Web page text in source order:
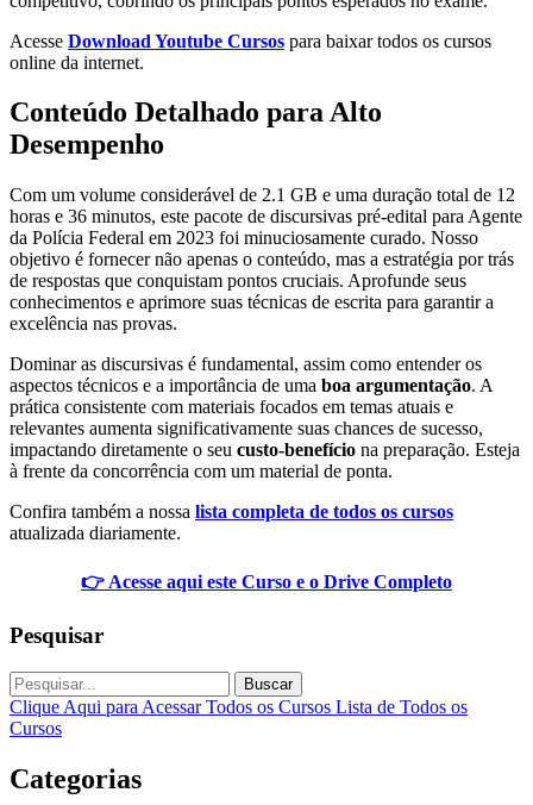
Acesse Download Youtube Cursos para baixar todos os cursos
online da internet.
Conteúdo Detalhado para Alto
Desempenho
Com um volume considerável de 2.1 GB e uma duração total de 12
horas e 36 minutos, este pacote de discursivas pré-edital para Agente
da Polícia Federal em 2023 foi minuciosamente curado. Nosso
objetivo é fornecer não apenas o conteúdo, mas a estratégia por trás
de respostas que conquistam pontos cruciais. Aprofunde seus
conhecimentos e aprimore suas técnicas de escrita para garantir a
excelência nas provas.
Dominar as discursivas é fundamental, assim como entender os
aspectos técnicos e a importância de uma boa argumentação. A
prática consistente com materiais focados em temas atuais e
relevantes aumenta significativamente suas chances de sucesso,
impactando diretamente o seu custo-benefício na preparação. Esteja
à frente da concorrência com um material de ponta.
Confira também a nossa lista completa de todos os cursos
atualizada diariamente.
👉 Acesse aqui este Curso e o Drive Completo
Pesquisar
Buscar
Clique Aqui para Acessar Todos os Cursos Lista de Todos os
Cursos
Categorias